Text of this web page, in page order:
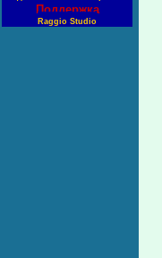
Поддержка
Raggio Studio